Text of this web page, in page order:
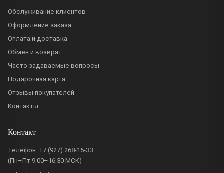
Обслуживание клиентов
Оформление заказа
Оплата и доставка
Обмен и возврат
Часто задаваемые вопросы
Подарочная карта
Отзывы покупателей
Контакты
Контакт
Телефон: +7 (927) 268-15-33
(Пн–Пт 9:00–16:30 МСК)